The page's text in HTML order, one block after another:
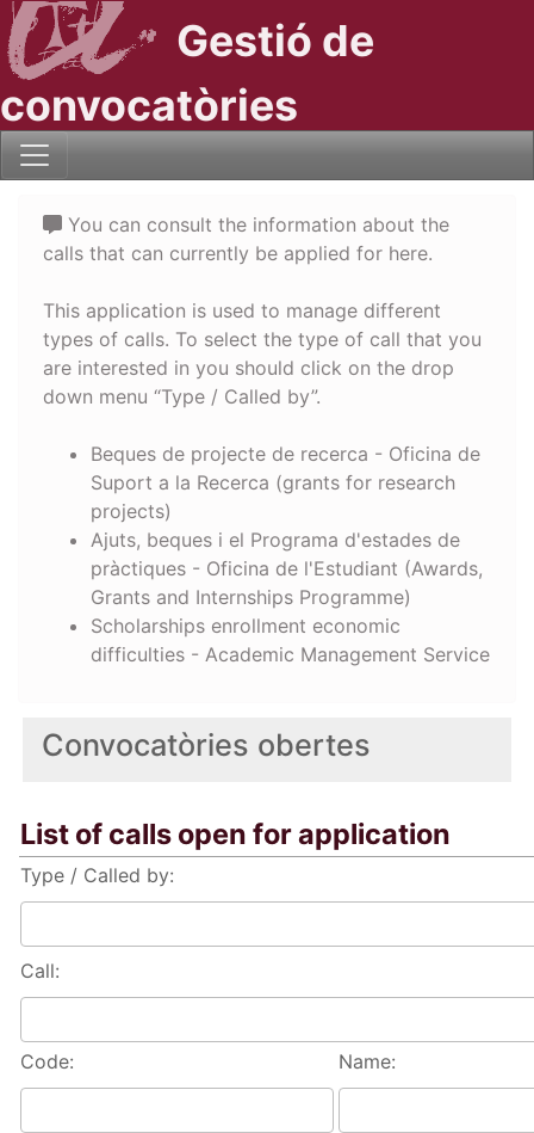
Gestió de
convocatòries
Convocatòries obertes
List of calls open for application
Type / Called by:
Call:
Code: Name:
You can consult the information about the
calls that can currently be applied for here.
This application is used to manage different
types of calls. To select the type of call that you
are interested in you should click on the drop
down menu “Type / Called by”.
Beques de projecte de recerca - Oficina de
Suport a la Recerca (grants for research
projects)
Ajuts, beques i el Programa d'estades de
pràctiques - Oficina de l'Estudiant (Awards,
Grants and Internships Programme)
Scholarships enrollment economic
difficulties - Academic Management Service